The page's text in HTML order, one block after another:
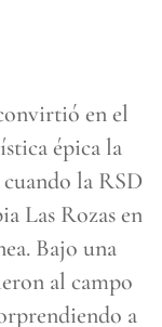
en el
épica la
la RSD
Las Rozas en
Bajo una
al campo
a